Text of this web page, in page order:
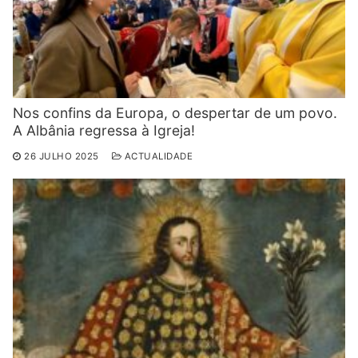
Nos confins da Europa, o despertar de um povo.
A Albânia regressa à Igreja!
26 JULHO 2025 ACTUALIDADE